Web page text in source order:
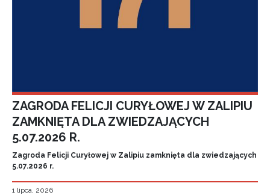
ZAGRODA FELICJI CURYŁOWEJ W ZALIPIU
ZAMKNIĘTA DLA ZWIEDZAJĄCYCH
5.07.2026 R.
Zagroda Felicji Curyłowej w Zalipiu zamknięta dla zwiedzających
5.07.2026 r.
1 lipca, 2026